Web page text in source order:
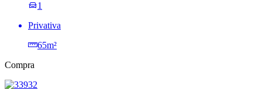
1
Privativa
65m²
Compra